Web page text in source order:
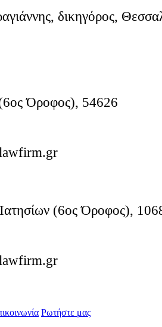
δικηγόρος,
Όροφος), 54626
(6ος Όροφος),
Ρωτήστε μας